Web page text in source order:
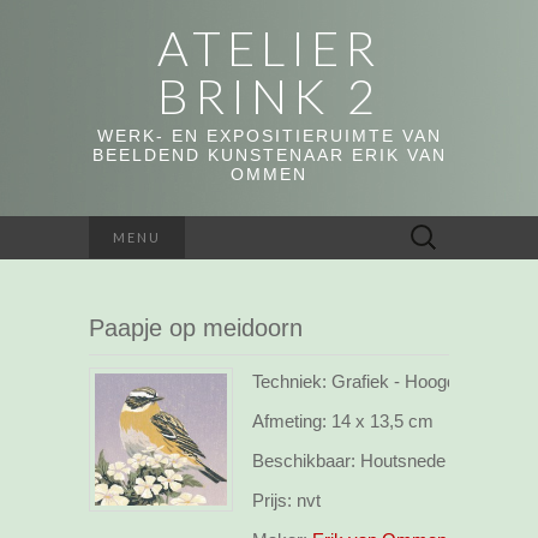
ATELIER
BRINK 2
WERK- EN EXPOSITIERUIMTE VAN
BEELDEND KUNSTENAAR ERIK VAN
OMMEN
MENU
Zoeken
naar:
Paapje op meidoorn
Techniek: Grafiek - Hoogdruk
Afmeting: 14 x 13,5 cm
Beschikbaar: Houtsnede Opl: 20
Prijs: nvt